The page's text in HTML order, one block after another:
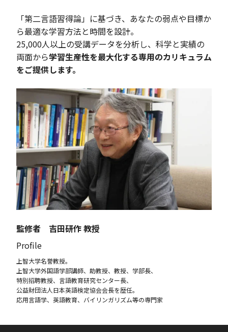
「第二言語習得論」に基づき、あなたの弱点や目標か
ら最適な学習方法と時間を設計。
25,000人以上の受講データを分析し、科学と実績の
両面から学習生産性を最大化する専用のカリキュラム
をご提供します。
監修者 吉田研作 教授
Profile
上智大学名誉教授。
上智大学外国語学部講師、助教授、教授、学部長、
特別招聘教授、言語教育研究センター長、
公益財団法人日本英語検定協会会長を歴任。
応用言語学、英語教育、バイリンガリズム等の専門家